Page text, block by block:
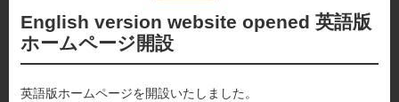
English version website opened 英語版
ホームページ開設
英語版ホームページを開設いたしました。